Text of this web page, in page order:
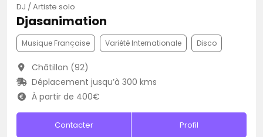
DJ / Artiste solo
Djasanimation
Musique Française Variété Internationale Disco
Châtillon (92)
Déplacement jusqu’à 300 kms
À partir de 400€
Contacter Profil